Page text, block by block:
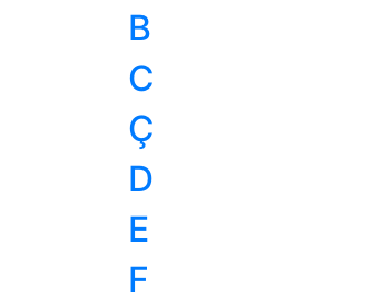
B
C
Ç
D
E
F